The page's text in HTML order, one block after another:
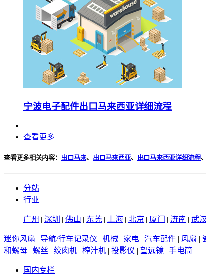
宁波电子配件出口马来西亚详细流程
查看更多
查看更多相关内容： 出口马来、 出口马来西亚、 出口马来西亚详细流程、
分站
行业
广州 | 深圳 | 佛山 | 东莞 | 上海 | 北京 | 厦门 | 济南 | 武汉
迷你风扇 | 导航/行车记录仪 | 机械 | 家电 | 汽车配件 | 风扇 |
和螺母 | 螺丝 | 绞肉机 | 榨汁机 | 投影仪 | 望远镜 | 手电筒 |
国内专栏